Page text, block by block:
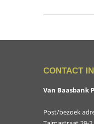
CONTACT
Van Baasbank
Post/bezoek